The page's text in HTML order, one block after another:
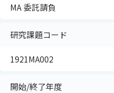
MA 委託請負
研究課題コード
1921MA002
開始/終了年度